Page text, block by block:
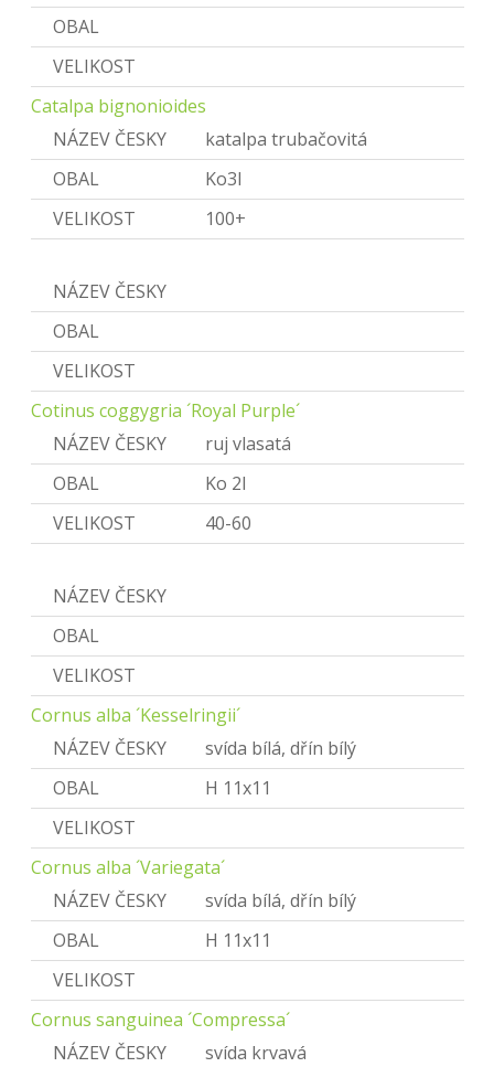
OBAL
VELIKOST
Catalpa bignonioides
NÁZEV ČESKY
katalpa trubačovitá
OBAL
Ko3l
VELIKOST
100+
NÁZEV ČESKY
OBAL
VELIKOST
Cotinus coggygria ´Royal Purple´
NÁZEV ČESKY
ruj vlasatá
OBAL
Ko 2l
VELIKOST
40-60
NÁZEV ČESKY
OBAL
VELIKOST
Cornus alba ´Kesselringii´
NÁZEV ČESKY
svída bílá, dřín bílý
OBAL
H 11x11
VELIKOST
Cornus alba ´Variegata´
NÁZEV ČESKY
svída bílá, dřín bílý
OBAL
H 11x11
VELIKOST
Cornus sanguinea ´Compressa´
NÁZEV ČESKY
svída krvavá